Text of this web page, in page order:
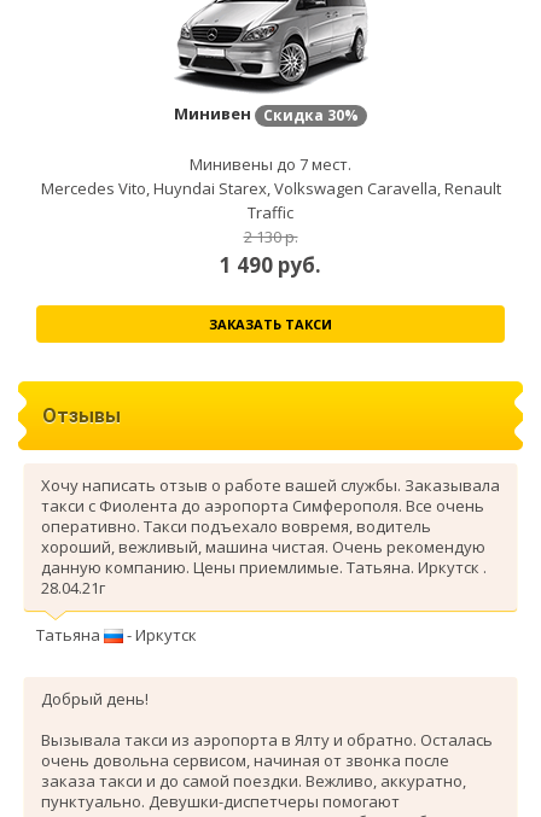
Минивен Скидка 30%
Минивены до 7 мест.
Mercedes Vito, Huyndai Starex, Volkswagen Caravella, Renault
Traffic
2 130 р.
1 490 руб.
ЗАКАЗАТЬ ТАКСИ
Отзывы
Хочу написать отзыв о работе вашей службы. Заказывала
такси с Фиолента до аэропорта Симферополя. Все очень
оперативно. Такси подъехало вовремя, водитель
хороший, вежливый, машина чистая. Очень рекомендую
данную компанию. Цены приемлимые. Татьяна. Иркутск .
28.04.21г
Татьяна - Иркутск
Добрый день!
Вызывала такси из аэропорта в Ялту и обратно. Осталась
очень довольна сервисом, начиная от звонка после
заказа такси и до самой поездки. Вежливо, аккуратно,
пунктуально. Девушки-диспетчеры помогают